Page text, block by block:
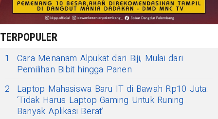
TERPOPULER
1
Cara Menanam Alpukat dari Biji, Mulai dari
Pemilihan Bibit hingga Panen
2
Laptop Mahasiswa Baru IT di Bawah Rp10 Juta:
‘Tidak Harus Laptop Gaming Untuk Runing
Banyak Aplikasi Berat’